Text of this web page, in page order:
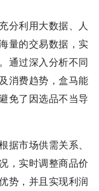
分利用大数据、人
量的交易数据，实
通过深入分析不同
消费趋势，盒马能
免了因选品不当导
市场供需关系、
，实时调整商品价
势，并且实现利润